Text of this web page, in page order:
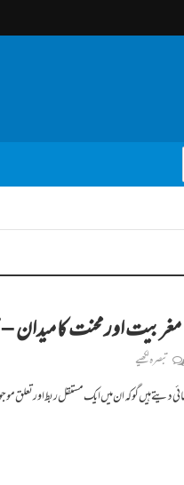
اور محنت کا میدان
تبصرہ لکھیے
دیتے ہیں گو کہ ان میں ایک مستقل ربط اور